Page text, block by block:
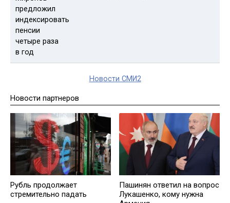
Новости СМИ2
Новости партнеров
Рубль продолжает
стремительно падать
Пашинян ответил на вопрос
Лукашенко, кому нужна